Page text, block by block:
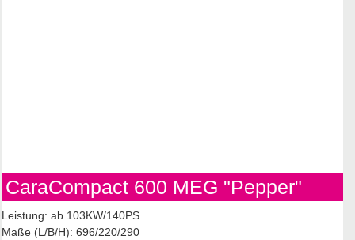
CaraCompact 600 MEG "Pepper"
Leistung: ab 103KW/140PS
Maße (L/B/H): 696/220/290